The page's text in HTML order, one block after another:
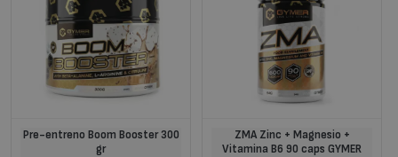
Pre-entreno Boom Booster 300
gr
ZMA Zinc + Magnesio +
Vitamina B6 90 caps GYMER